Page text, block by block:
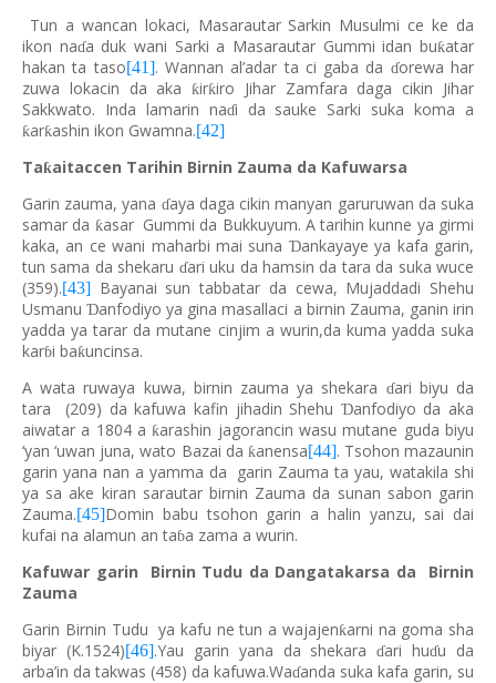
Tun a wancan lokaci, Masarautar Sarkin Musulmi ce ke da
ikon naɗa duk wani Sarki a Masarautar Gummi idan buƙatar
hakan ta taso[41]. Wannan al’adar ta ci gaba da ɗorewa har
zuwa lokacin da akaƙirƙiro Jihar Zamfara daga cikin Jihar
Sakkwato. Inda lamarin naɗi da sauke Sarki suka koma a
ƙarƙashin ikon Gwamna.[42]
Taƙaitaccen Tarihin Birnin Zauma da Kafuwarsa
Garin zauma, yana ɗaya daga cikin manyan garuruwan da suka
samar da ƙasar Gummi da Bukkuyum. A tarihin kunne ya girmi
kaka, an ce wani maharbi mai suna Ɗankayaye ya kafa garin,
tun sama da shekaru ɗari uku da hamsin da tara da suka wuce
(359).[43] Bayanai sun tabbatar da cewa, Mujaddadi Shehu
UsmanuƊanfodiyo ya gina masallaci a birnin Zauma, ganin irin
yadda ya tarar da mutane cinjim a wurin,da kuma yadda suka
karɓi baƙuncinsa.
A wata ruwaya kuwa, birnin zauma ya shekara ɗari biyu da
tara (209) da kafuwa kafin jihadin Shehu Ɗanfodiyo da aka
aiwatar a 1804 aƙarashin jagorancin wasu mutane guda biyu
‘yan ‘uwan juna, wato Bazai da ƙanensa[44]. Tsohon mazaunin
garin yana nan a yamma da garin Zauma ta yau, watakila shi
ya sa ake kiran sarautar birnin Zauma da sunan sabon garin
Zauma.[45]Domin babu tsohon garin a halin yanzu, sai dai
kufai na alamun an taɓa zama a wurin.
Kafuwar garin Birnin Tudu da Dangatakarsa da Birnin
Zauma
Garin Birnin Tudu ya kafu ne tun a wajajenƙarni na goma sha
biyar (K.1524)[46].Yau garin yana da shekaraɗari huɗu da
arba’in da takwas (458) da kafuwa.Waɗanda suka kafa garin, su